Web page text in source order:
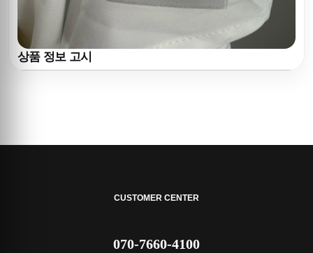
상품 정보 고시
CUSTOMER CENTER
070-7660-4100